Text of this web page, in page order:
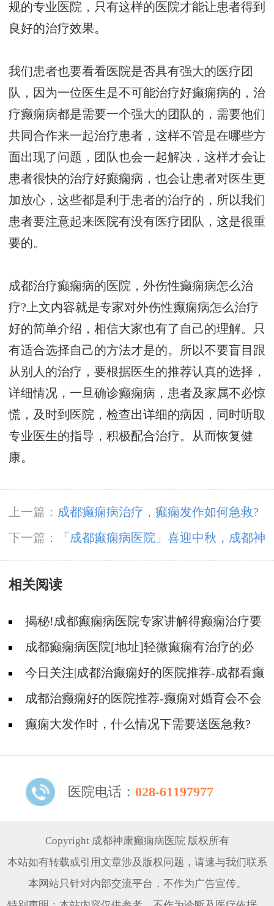
规的专业医院，只有这样的医院才能让患者得到
良好的治疗效果。
我们患者也要看看医院是否具有强大的医疗团
队，因为一位医生是不可能治疗好癫痫病的，治
疗癫痫病都是需要一个强大的团队的，需要他们
共同合作来一起治疗患者，这样不管是在哪些方
面出现了问题，团队也会一起解决，这样才会让
患者很快的治疗好癫痫病，也会让患者对医生更
加放心，这些都是利于患者的治疗的，所以我们
患者要注意起来医院有没有医疗团队，这是很重
要的。
成都治疗癫痫病的医院，外伤性癫痫病怎么治
疗?上文内容就是专家对外伤性癫痫病怎么治疗
好的简单介绍，相信大家也有了自己的理解。只
有适合选择自己的方法才是的。所以不要盲目跟
从别人的治疗，要根据医生的推荐认真的选择，
详细情况，一旦确诊癫痫病，患者及家属不必惊
慌，及时到医院，检查出详细的病因，同时听取
专业医生的指导，积极配合治疗。从而恢复健
康。
上一篇： 成都癫痫病治疗，癫痫发作如何急救?
下一篇：
「成都癫痫病医院」喜迎中秋，成都神
康癫痫医院为患者送月饼送祝福，医患同乐暖人
心！
相关阅读
揭秘!成都癫痫病医院专家讲解得癫痫治疗要
多少钱?
成都癫痫病医院[地址]轻微癫痫有治疗的必
要吗?今日关注|成都治癫痫好的医院推荐-成都看癫
痫多少钱?
成都治癫痫好的医院推荐-癫痫对婚育会不会
有影响？
癫痫大发作时，什么情况下需要送医急救?
医院电话： 028-61197977
Copyright 成都神康癫痫病医院 版权所有
本站如有转载或引用文章涉及版权问题，请速与我们联系
本网站只针对内部交流平台，不作为广告宣传。